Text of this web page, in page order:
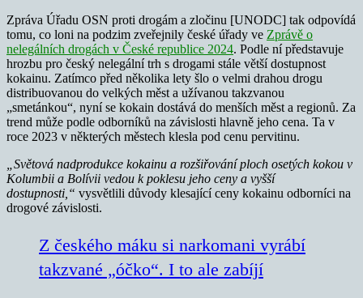
Zpráva Úřadu OSN proti drogám a zločinu [UNODC] tak odpovídá
tomu, co loni na podzim zveřejnily české úřady ve Zprávě o
nelegálních drogách v České republice 2024. Podle ní představuje
hrozbu pro český nelegální trh s drogami stále větší dostupnost
kokainu. Zatímco před několika lety šlo o velmi drahou drogu
distribuovanou do velkých měst a užívanou takzvanou
„smetánkou“, nyní se kokain dostává do menších měst a regionů. Za
trend může podle odborníků na závislosti hlavně jeho cena. Ta v
roce 2023 v některých městech klesla pod cenu pervitinu.
„Světová nadprodukce kokainu a rozšiřování ploch osetých kokou v
Kolumbii a Bolívii vedou k poklesu jeho ceny a vyšší
dostupnosti,“ vysvětlili důvody klesající ceny kokainu odborníci na
drogové závislosti.
Z českého máku si narkomani vyrábí
takzvané „óčko“. I to ale zabíjí